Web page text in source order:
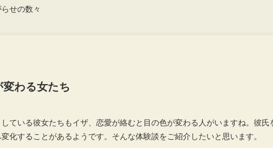
せの数々
わる女たち
ている彼女たちもイザ、恋愛が絡むと目の色が変わる人がいますね。彼氏
化することがあるようです。そんな体験談をご紹介したいと思います。